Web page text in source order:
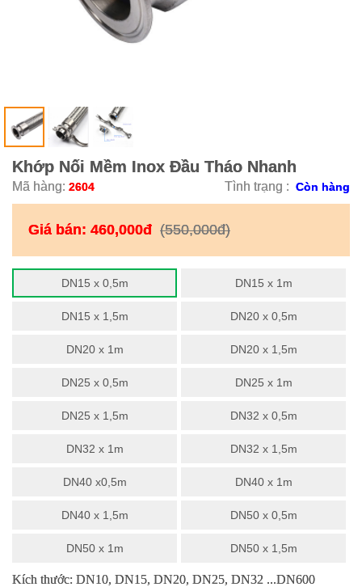
Khớp Nối Mềm Inox Đầu Tháo Nhanh
Tình trạng : Còn hàng
Mã hàng: 2604
Giá bán: 460,000đ (550,000đ)
DN15 x 0,5m DN15 x 1m
DN15 x 1,5m DN20 x 0,5m
DN20 x 1m DN20 x 1,5m
DN25 x 0,5m DN25 x 1m
DN25 x 1,5m DN32 x 0,5m
DN32 x 1m DN32 x 1,5m
DN40 x0,5m DN40 x 1m
DN40 x 1,5m DN50 x 0,5m
DN50 x 1m DN50 x 1,5m
Kích thước: DN10, DN15, DN20, DN25, DN32 ...DN600